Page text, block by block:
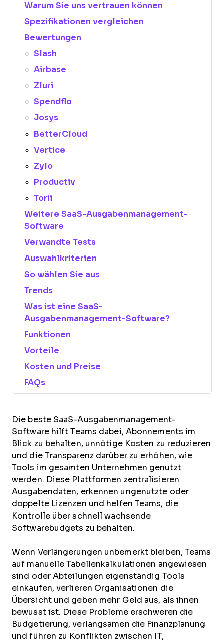
Warum Sie uns vertrauen können
Spezifikationen vergleichen
Bewertungen
Slash
Airbase
Zluri
Spendflo
Josys
BetterCloud
Vertice
Zylo
Productiv
Torii
Weitere SaaS-Ausgabenmanagement-
Software
Verwandte Tests
Auswahlkriterien
So wählen Sie aus
Trends
Was ist eine SaaS-
Ausgabenmanagement-Software?
Funktionen
Vorteile
Kosten und Preise
FAQs
Die beste SaaS-Ausgabenmanagement-
Software hilft Teams dabei, Abonnements im
Blick zu behalten, unnötige Kosten zu reduzieren
und die Transparenz darüber zu erhöhen, wie
Tools im gesamten Unternehmen genutzt
werden. Diese Plattformen zentralisieren
Ausgabendaten, erkennen ungenutzte oder
doppelte Lizenzen und helfen Teams, die
Kontrolle über schnell wachsende
Softwarebudgets zu behalten.
Wenn Verlängerungen unbemerkt bleiben, Teams
auf manuelle Tabellenkalkulationen angewiesen
sind oder Abteilungen eigenständig Tools
einkaufen, verlieren Organisationen die
Übersicht und geben mehr Geld aus, als ihnen
bewusst ist. Diese Probleme erschweren die
Budgetierung, verlangsamen die Finanzplanung
und führen zu Konflikten zwischen IT,